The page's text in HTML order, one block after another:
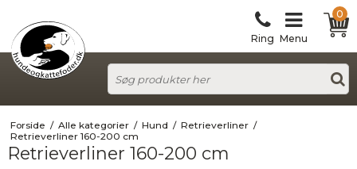
Ring Menu
0
Forside / Alle kategorier / Hund / Retrieverliner /
Retrieverliner 160-200 cm
Retrieverliner 160-200 cm